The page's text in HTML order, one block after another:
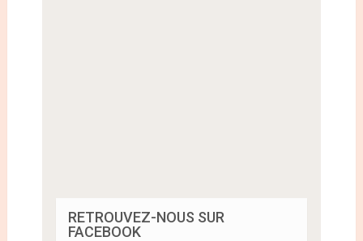
RETROUVEZ-NOUS SUR
FACEBOOK